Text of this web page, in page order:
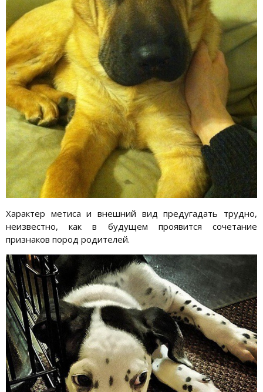
Характер метиса и внешний вид предугадать трудно,
неизвестно, как в будущем проявится сочетание
признаков пород родителей.